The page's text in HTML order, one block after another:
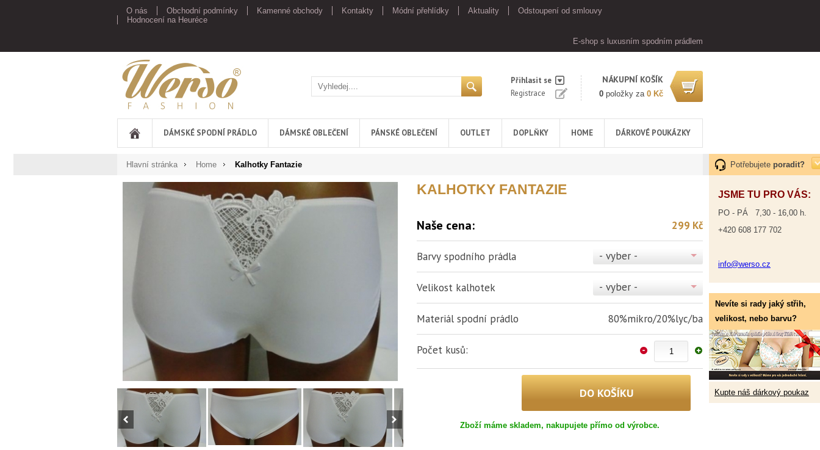
O nás Obchodní podmínky Kamenné obchody Kontakty Módní přehlídky Aktuality
Odstoupení od smlouvy
Hodnocení na Heuréce
E-shop s luxusním spodním prádlem
Werso
Přihlasit se
Registrace
NÁKUPNÍ KOŠÍK
0 položky za 0 Kč
DÁMSKÉ SPODNÍ PRÁDLO DÁMSKÉ OBLEČENÍ PÁNSKÉ OBLEČENÍ OUTLET DOPLŇKY HOME DÁRKOVÉ POUKÁZKY
Potřebujete poradit?
JSME TU PRO VÁS:
PO - PÁ 7,30 - 16,00 h.
+420 608 177 702
info@werso.cz
Nevíte si rady jaký střih,
velikost, nebo barvu?
Kupte náš dárkový poukaz
Hlavní stránka Home Kalhotky Fantazie
KALHOTKY FANTAZIE
Naše cena: 299 Kč
Barvy spodního prádla - vyber -
Velikost kalhotek - vyber -
Materiál spodní prádlo 80%mikro/20%lyc/ba
Počet kusů:
Zboží máme skladem, nakupujete přímo od výrobce.